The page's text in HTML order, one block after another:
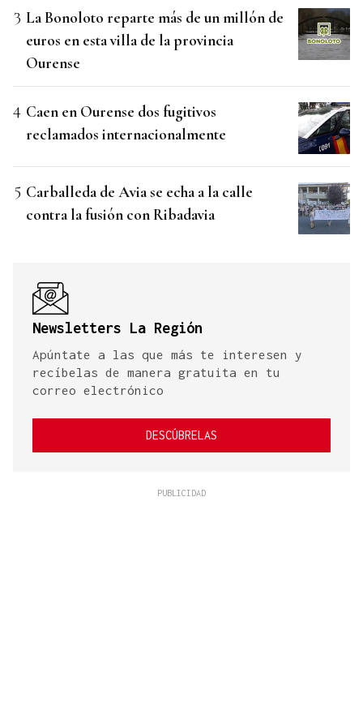
La Bonoloto reparte más de un millón de
euros en esta villa de la provincia
Ourense
Caen en Ourense dos fugitivos
reclamados internacionalmente
Carballeda de Avia se echa a la calle
contra la fusión con Ribadavia
Newsletters La Región
Apúntate a las que más te interesen y
recíbelas de manera gratuita en tu
correo electrónico
DESCÚBRELAS